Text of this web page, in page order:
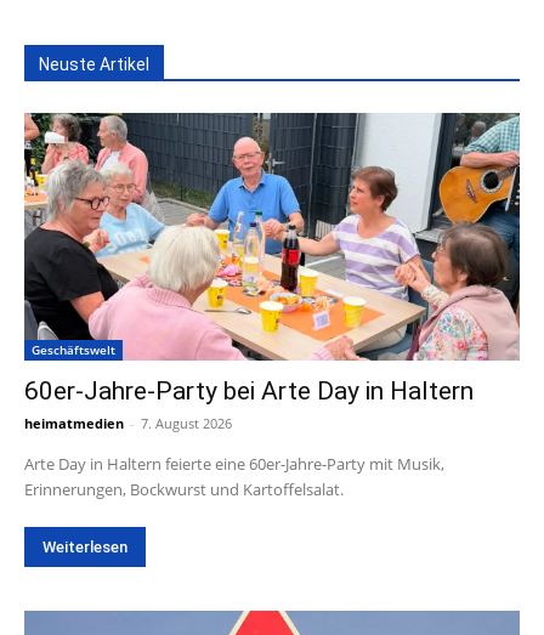
Neuste Artikel
Geschäftswelt
60er-Jahre-Party bei Arte Day in Haltern
heimatmedien - 7. August 2026
Arte Day in Haltern feierte eine 60er-Jahre-Party mit Musik,
Erinnerungen, Bockwurst und Kartoffelsalat.
Weiterlesen